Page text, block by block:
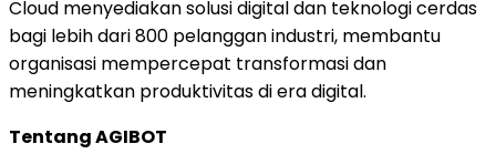
Cloud menyediakan solusi digital dan teknologi cerdas
bagi lebih dari 800 pelanggan industri, membantu
organisasi mempercepat transformasi dan
meningkatkan produktivitas di era digital.
Tentang AGIBOT